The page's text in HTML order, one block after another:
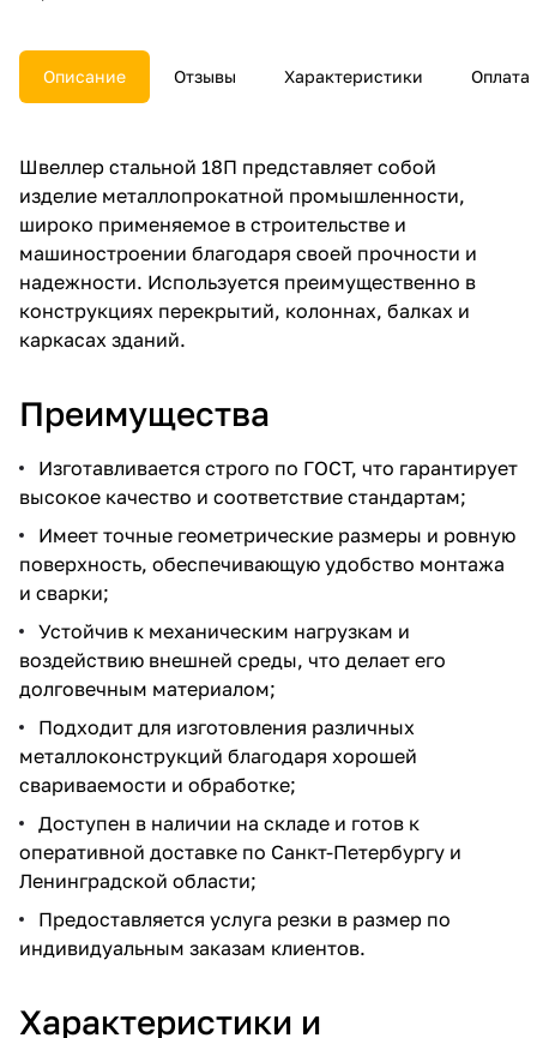
Описание Отзывы Характеристики Оплата
Швеллер стальной 18П представляет собой
изделие металлопрокатной промышленности,
широко применяемое в строительстве и
машиностроении благодаря своей прочности и
надежности. Используется преимущественно в
конструкциях перекрытий, колоннах, балках и
каркасах зданий.
Преимущества
Изготавливается строго по ГОСТ, что гарантирует
высокое качество и соответствие стандартам;
Имеет точные геометрические размеры и ровную
поверхность, обеспечивающую удобство монтажа
и сварки;
Устойчив к механическим нагрузкам и
воздействию внешней среды, что делает его
долговечным материалом;
Подходит для изготовления различных
металлоконструкций благодаря хорошей
свариваемости и обработке;
Доступен в наличии на складе и готов к
оперативной доставке по Санкт-Петербургу и
Ленинградской области;
Предоставляется услуга резки в размер по
индивидуальным заказам клиентов.
Характеристики и